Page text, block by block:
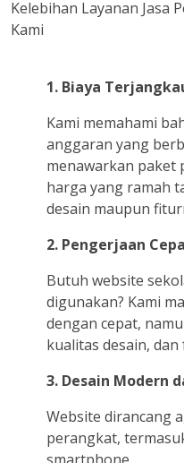
Kelebihan Layanan Jasa
Kami
1. Biaya
Kami memahami
anggaran yang
menawarkan paket
harga yang ramah
desain maupun
2. Pengerjaan
Butuh website
digunakan? Kami
dengan cepat,
kualitas desain,
3. Desain Modern
Website dirancang
perangkat,